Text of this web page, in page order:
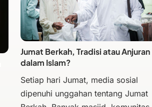
Jumat Berkah, Tradisi atau Anjuran
dalam Islam?
Setiap hari Jumat, media sosial
dipenuhi unggahan tentang Jumat